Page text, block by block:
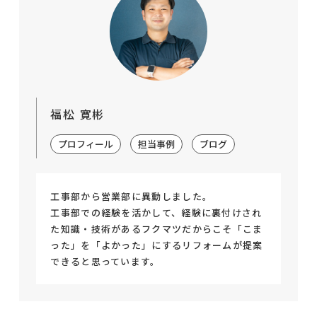
福松 寛彬
プロフィール 担当事例 ブログ
工事部から営業部に異動しました。
工事部での経験を活かして、経験に裏付けされ
た知識・技術があるフクマツだからこそ「こま
った」を「よかった」にするリフォームが提案
できると思っています。